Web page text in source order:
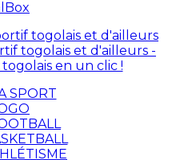
togolais et d'ailleurs -
en un clic !
SPORT